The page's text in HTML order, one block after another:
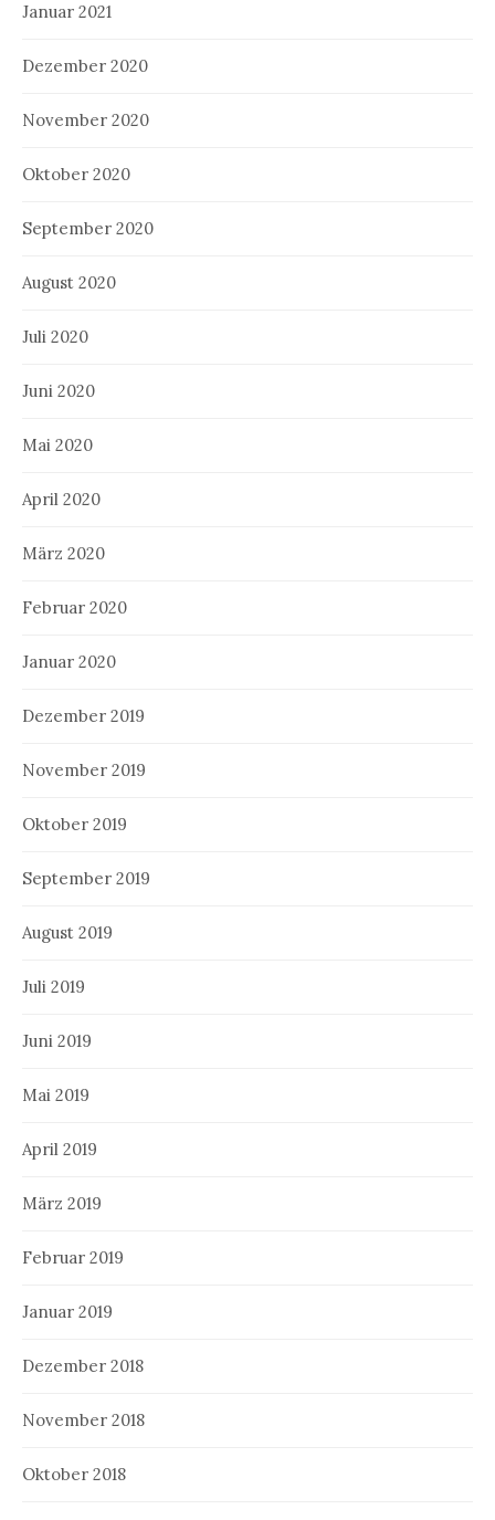
Januar 2021
Dezember 2020
November 2020
Oktober 2020
September 2020
August 2020
Juli 2020
Juni 2020
Mai 2020
April 2020
März 2020
Februar 2020
Januar 2020
Dezember 2019
November 2019
Oktober 2019
September 2019
August 2019
Juli 2019
Juni 2019
Mai 2019
April 2019
März 2019
Februar 2019
Januar 2019
Dezember 2018
November 2018
Oktober 2018